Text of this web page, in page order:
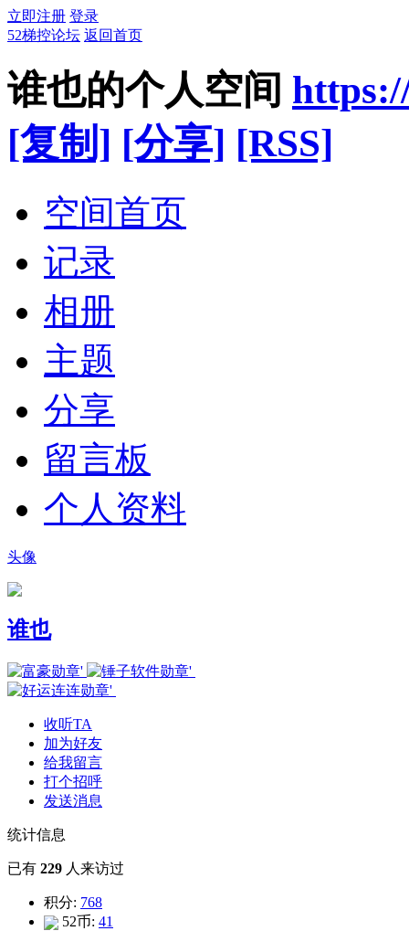
立即注册 登录
52梯控论坛 返回首页
谁也的个人空间
[复制] [分享] [RSS]
空间首页
记录
相册
主题
分享
留言板
个人资料
头像
谁也
收听TA
加为好友
给我留言
打个招呼
发送消息
统计信息
已有 229 人来访过
积分: 768
52币: 41